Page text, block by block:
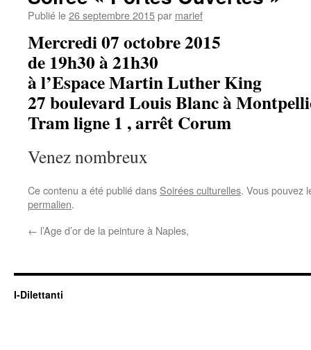
Publié le26 septembre 2015par marief
Mercredi 07 octobre 2015
de 19h30 à 21h30
à l’Espace Martin Luther King
27 boulevard Louis Blanc à
Tram ligne 1 , arrêt Corum
Venez nombreux
Ce contenu a été publié dans Soirées culturelles. Vous pouvez
permalien.
← l’Age d’or de la peinture à Naples,
I-Dilettanti